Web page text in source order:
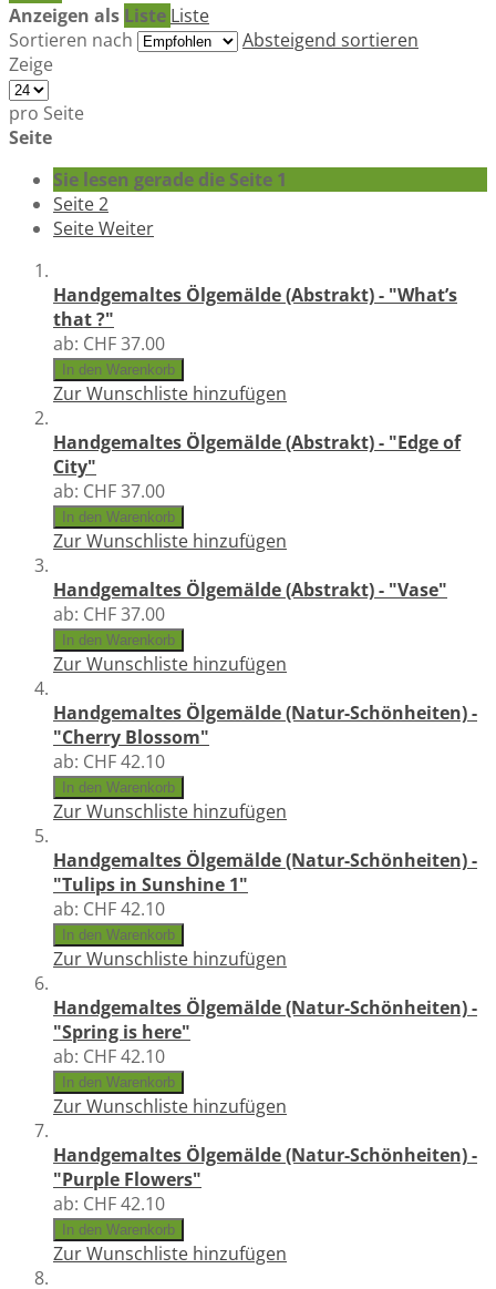
Anzeigen als Liste Liste
Sortieren nach
Absteigend sortieren
Zeige
pro Seite
Seite
Sie lesen gerade die Seite 1
Seite2
SeiteWeiter
Handgemaltes Ölgemälde (Abstrakt) - "What’s
that ?"
ab: CHF 37.00
In den Warenkorb
Zur Wunschliste hinzufügen
Handgemaltes Ölgemälde (Abstrakt) - "Edge of
City"
ab: CHF 37.00
In den Warenkorb
Zur Wunschliste hinzufügen
Handgemaltes Ölgemälde (Abstrakt) - "Vase"
ab: CHF 37.00
In den Warenkorb
Zur Wunschliste hinzufügen
Handgemaltes Ölgemälde (Natur-Schönheiten) -
"Cherry Blossom"
ab: CHF 42.10
In den Warenkorb
Zur Wunschliste hinzufügen
Handgemaltes Ölgemälde (Natur-Schönheiten) -
"Tulips in Sunshine 1"
ab: CHF 42.10
In den Warenkorb
Zur Wunschliste hinzufügen
Handgemaltes Ölgemälde (Natur-Schönheiten) -
"Spring is here"
ab: CHF 42.10
In den Warenkorb
Zur Wunschliste hinzufügen
Handgemaltes Ölgemälde (Natur-Schönheiten) -
"Purple Flowers"
ab: CHF 42.10
In den Warenkorb
Zur Wunschliste hinzufügen